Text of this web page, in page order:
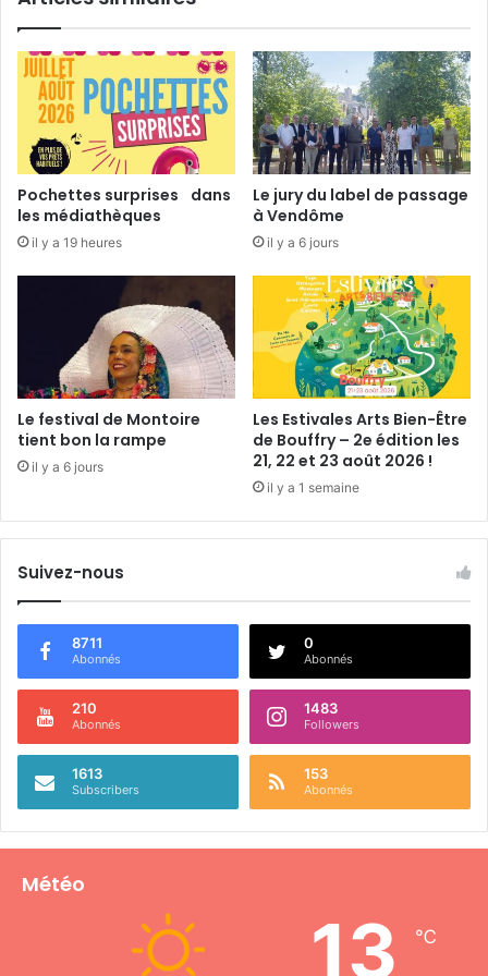
n
c
t
Pochettes surprises dans
les médiathèques
il y a 19 heures
Le jury du label de passage
à Vendôme
il y a 6 jours
Le festival de Montoire
tient bon la rampe
il y a 6 jours
Les Estivales Arts Bien-Être
de Bouffry – 2e édition les
21, 22 et 23 août 2026 !
il y a 1 semaine
Suivez-nous
8711
Abonnés
0
Abonnés
210
Abonnés
1483
Followers
1613
Subscribers
153
Abonnés
Météo
13 ℃